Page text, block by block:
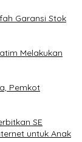
Garansi Stok
Melakukan
Pemkot
SE
untuk Anak